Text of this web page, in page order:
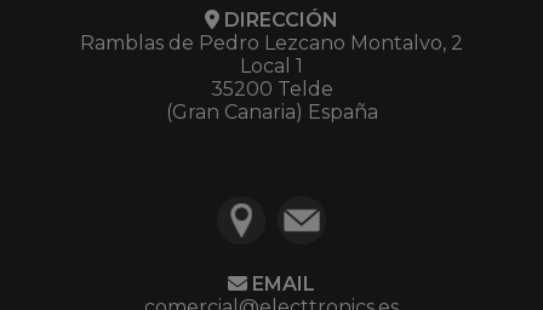
DIRECCIÓN
Ramblas de Pedro Lezcano Montalvo, 2
Local 1
35200 Telde
(Gran Canaria) España
EMAIL